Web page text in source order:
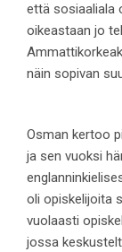
että sosiaaliala
oikeastaan jo
näin sopivan
Osman kertoo
ja sen vuoksi
oli opiskelijoita
vuolaasti
jossa